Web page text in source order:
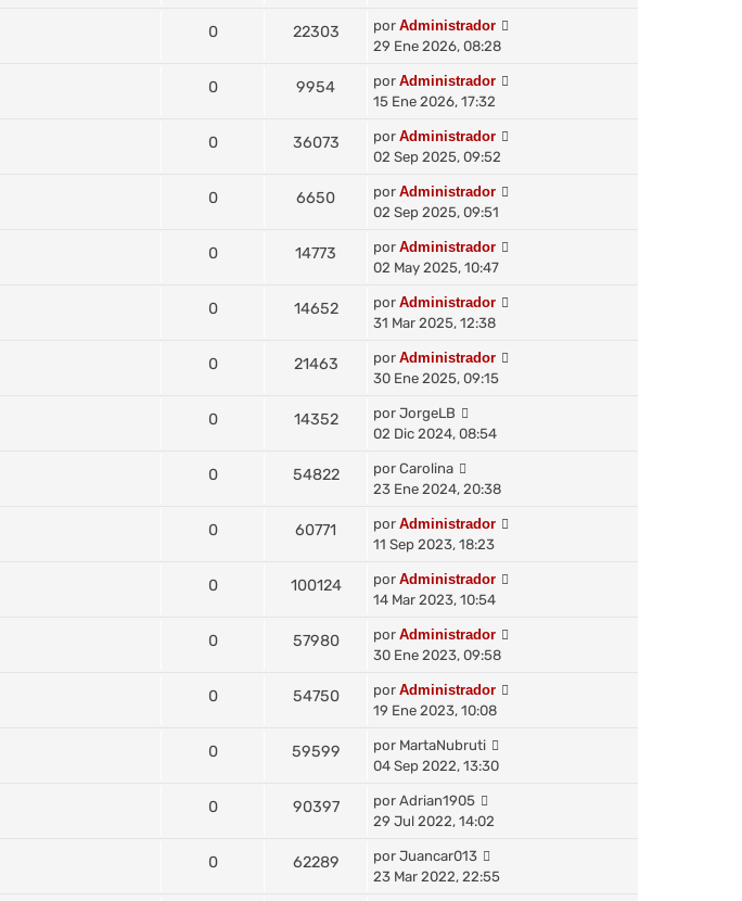
0 22303 por Administrador
29 Ene 2026, 08:28
0 9954 por Administrador
15 Ene 2026, 17:32
0 36073 por Administrador
02 Sep 2025, 09:52
0 6650 por Administrador
02 Sep 2025, 09:51
0 14773 por Administrador
02 May 2025, 10:47
0 14652 por Administrador
31 Mar 2025, 12:38
0 21463 por Administrador
30 Ene 2025, 09:15
0 14352 por JorgeLB
02 Dic 2024, 08:54
0 54822 por Carolina
23 Ene 2024, 20:38
0 60771 por Administrador
11 Sep 2023, 18:23
0 100124 por Administrador
14 Mar 2023, 10:54
0 57980 por Administrador
30 Ene 2023, 09:58
0 54750 por Administrador
19 Ene 2023, 10:08
0 59599 por MartaNubruti
04 Sep 2022, 13:30
0 90397 por Adrian1905
29 Jul 2022, 14:02
0 62289 por Juancar013
23 Mar 2022, 22:55